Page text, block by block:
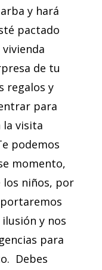
y hará
pactado
de tu
regalos y
para
visita
podemos
momento,
los niños, por
y nos
para
Debes